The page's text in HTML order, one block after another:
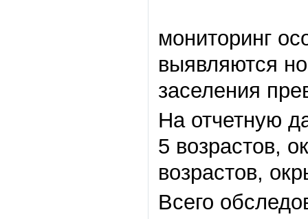
мониторинг
выявляются
заселения
На отчетную
5 возрастов,
возрастов,
Всего